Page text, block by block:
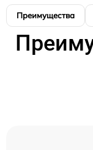
Преимущества